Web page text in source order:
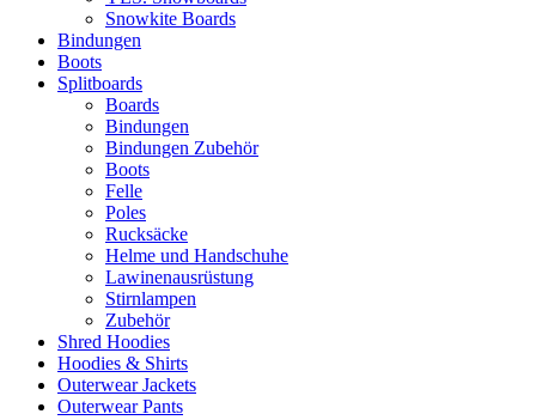
Snowkite Boards
Bindungen
Boots
Splitboards
Boards
Bindungen
Bindungen Zubehör
Boots
Felle
Poles
Rucksäcke
Helme und Handschuhe
Lawinenausrüstung
Stirnlampen
Zubehör
Shred Hoodies
Hoodies & Shirts
Outerwear Jackets
Outerwear Pants